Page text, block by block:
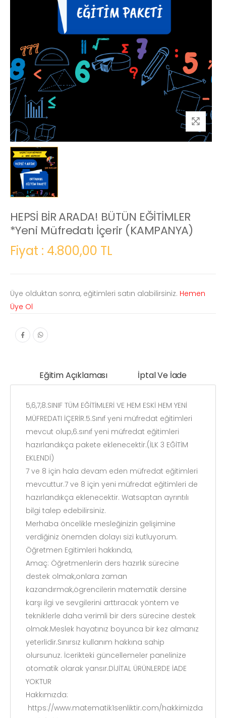
HEPSİ BİR ARADA! BÜTÜN EĞİTİMLER
*Yeni Müfredatı İçerir (KAMPANYA)
Fiyat : 4.800,00 TL
Üye olduktan sonra, eğitimleri satın alabilirsiniz. Hemen
Üye Ol
Eğitim Açıklaması İptal Ve İade
5,6,7,8.SINIF TÜM EĞİTİMLERİ VE HEM ESKİ HEM YENİ
MÜFREDATI İÇERİR.5.Sınıf yeni müfredat eğitimleri
mevcut olup,6.sınıf yeni müfredat eğitimleri
hazırlandıkça pakete eklenecektir.(İLK 3 EĞİTİM
EKLENDİ)
7 ve 8 için hala devam eden müfredat eğitimleri
mevcuttur.7 ve 8 için yeni müfredat eğitimleri de
hazırlandıkça eklenecektir. Watsaptan ayrıntılı
bilgi talep edebilirsiniz.
Merhaba öncelikle mesleğinizin gelişimine
verdiğiniz önemden dolayı sizi kutluyorum.
Öğretmen Egitimleri hakkında,
Amaç: Öğretmenlerin ders hazırlık sürecine
destek olmak,onlara zaman
kazandırmak,ögrencilerin matematik dersine
karşı ilgi ve sevgilerini arttıracak yöntem ve
tekniklerle daha verimli bir ders sürecine destek
olmak.Meslek hayatınız boyunca bir kez almanız
yeterlidir.Sınırsız kullanım hakkına sahip
olursunuz. İcerikteki güncellemeler panelinize
otomatik olarak yansır.DİJİTAL ÜRÜNLERDE İADE
YOKTUR
Hakkımızda:
https://www.matematik1senliktir.com/hakkimizda